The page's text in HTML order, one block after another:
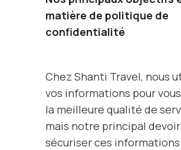
matière de politique de
confidentialité
Chez Shanti Travel, nous
vos informations pour
la meilleure qualité de
mais notre principal
sécuriser ces